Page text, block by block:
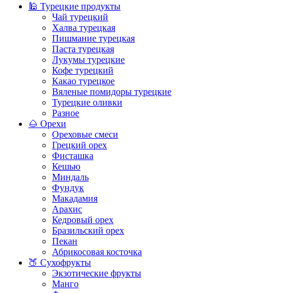
🕌 Турецкие продукты
Чай турецкий
Халва турецкая
Пишмание турецкая
Паста турецкая
Лукумы турецкие
Кофе турецкий
Какао турецкое
Вяленые помидоры турецкие
Турецкие оливки
Разное
🌰 Орехи
Ореховые смеси
Грецкий орех
Фисташка
Кешью
Миндаль
Фундук
Макадамия
Арахис
Кедровый орех
Бразильский орех
Пекан
Абрикосовая косточка
🍑 Сухофрукты
Экзотические фрукты
Манго